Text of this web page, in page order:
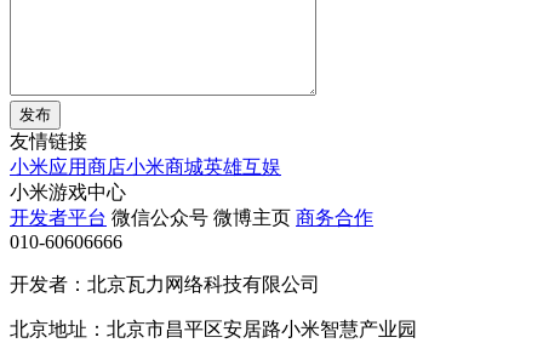
发布
友情链接
小米应用商店小米商城英雄互娱
小米游戏中心
开发者平台 微信公众号 微博主页 商务合作
010-60606666
开发者：北京瓦力网络科技有限公司
北京地址：北京市昌平区安居路小米智慧产业园